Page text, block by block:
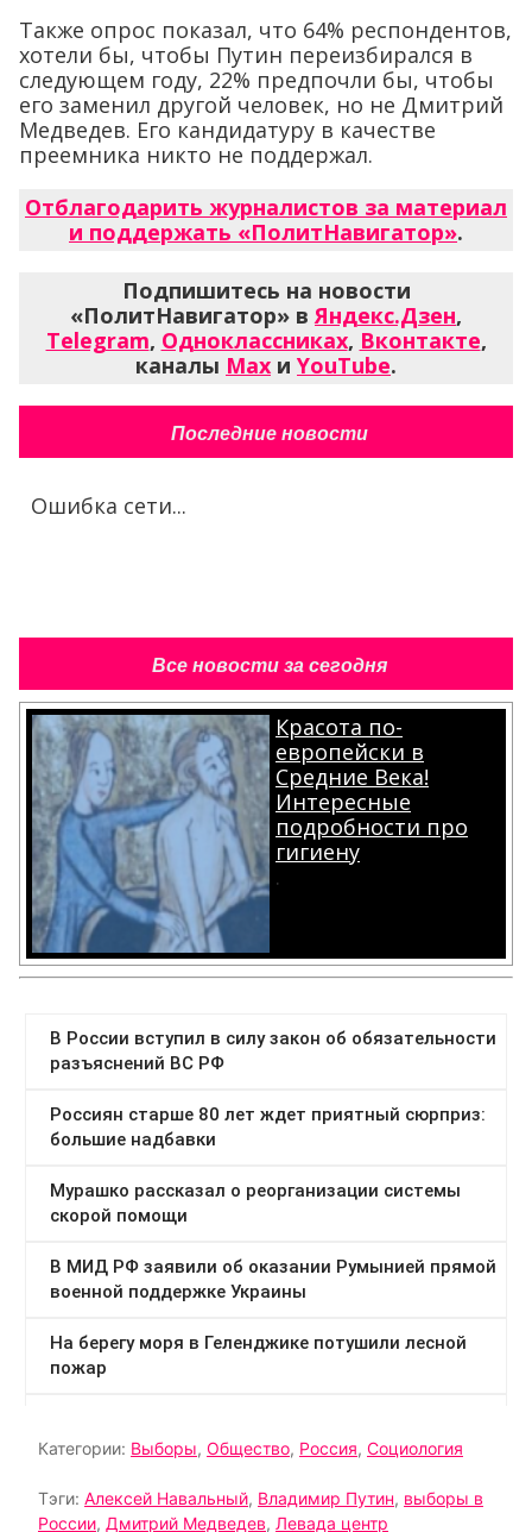
Также опрос показал, что 64% респондентов,
хотели бы, чтобы Путин переизбирался в
следующем году, 22% предпочли бы, чтобы
его заменил другой человек, но не Дмитрий
Медведев. Его кандидатуру в качестве
преемника никто не поддержал.
Отблагодарить журналистов за материал
и поддержать «ПолитНавигатор».
Подпишитесь на новости
«ПолитНавигатор» вЯндекс.Дзен,
Telegram, Одноклассниках, Вконтакте,
каналы Max и YouTube.
Последние новости
Ошибка сети...
Все новости за сегодня
Красота по-
европейски в
Средние Века!
Интересные
подробности про
гигиену
.
Категории: Выборы, Общество, Россия, Социология
Тэги: Алексей Навальный, Владимир Путин, выборы в
России, Дмитрий Медведев, Левада центр